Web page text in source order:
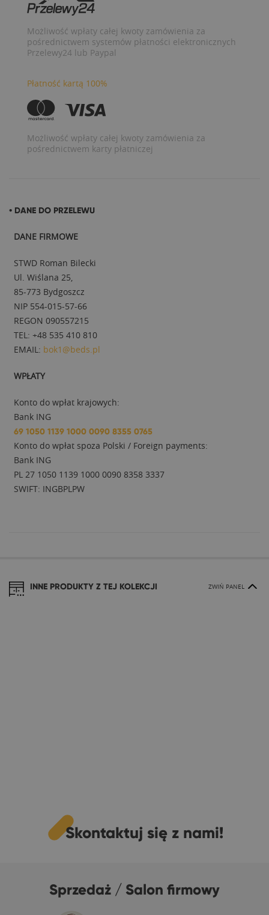
Możliwość wpłaty całej kwoty zamówienia za
pośrednictwem systemów płatności elektronicznych
Przelewy24 lub Paypal
Płatność kartą 100%
Możliwość wpłaty całej kwoty zamówienia za
pośrednictwem karty płatniczej
• DANE DO PRZELEWU
DANE FIRMOWE
STWD Roman Bilecki
Ul. Wiślana 25,
85-773 Bydgoszcz
NIP 554-015-57-66
REGON 090557215
TEL: +48 535 410 810
EMAIL: bok1@beds.pl
WPŁATY
Konto do wpłat krajowych:
Bank ING
69 1050 1139 1000 0090 8355 0765
Konto do wpłat spoza Polski / Foreign payments:
Bank ING
PL 27 1050 1139 1000 0090 8358 3337
SWIFT: INGBPLPW
INNE PRODUKTY Z TEJ KOLEKCJI ZWIŃ PANEL
Skontaktuj się z nami!
Sprzedaż / Salon firmowy